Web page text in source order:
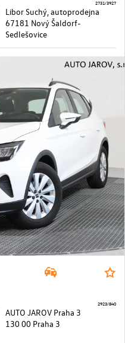
Libor Suchý, autoprodejna
67181 Nový Šaldorf-
Sedlešovice
2731/3927
AUTO JAROV Praha 3
130 00 Praha 3
2923/840